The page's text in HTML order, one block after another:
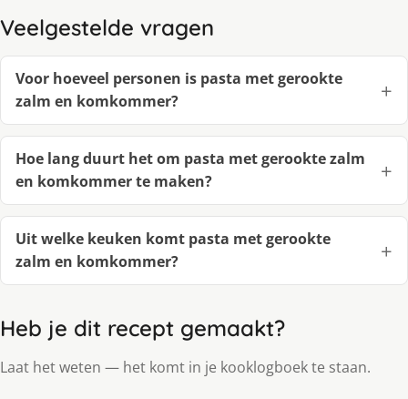
Veelgestelde vragen
Voor hoeveel personen is pasta met gerookte
zalm en komkommer?
Hoe lang duurt het om pasta met gerookte zalm
en komkommer te maken?
Uit welke keuken komt pasta met gerookte
zalm en komkommer?
Heb je dit recept gemaakt?
Laat het weten — het komt in je kooklogboek te staan.